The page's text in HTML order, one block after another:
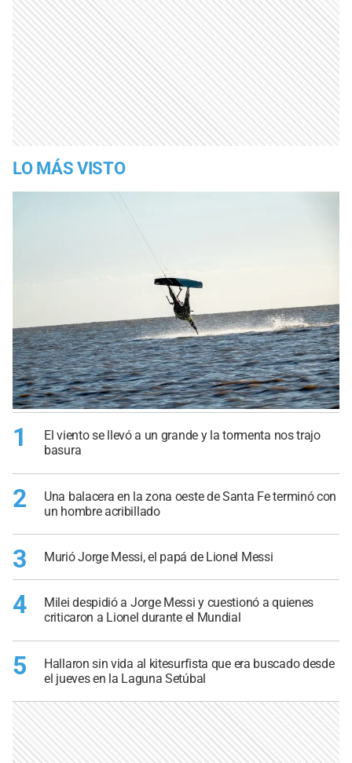
LO MÁS VISTO
1
El viento se llevó a un grande y la tormenta nos trajo
basura
2
Una balacera en la zona oeste de Santa Fe terminó con
un hombre acribillado
3 Murió Jorge Messi, el papá de Lionel Messi
4
Milei despidió a Jorge Messi y cuestionó a quienes
criticaron a Lionel durante el Mundial
5
Hallaron sin vida al kitesurfista que era buscado desde
el jueves en la Laguna Setúbal